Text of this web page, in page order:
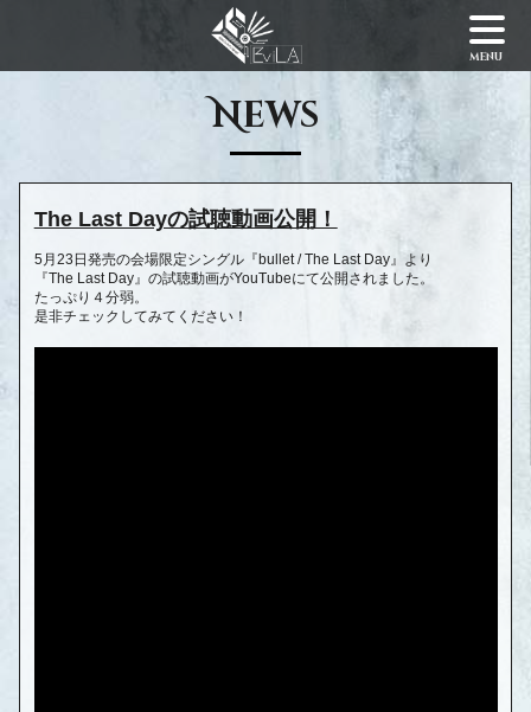
menu
News
The Last Dayの試聴動画公開！
5月23日発売の会場限定シングル『bullet / The Last Day』より
『The Last Day』の試聴動画がYouTubeにて公開されました。
たっぷり４分弱。
是非チェックしてみてください！